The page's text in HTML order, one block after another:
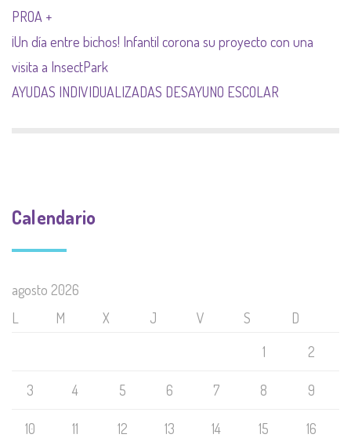
PROA +
¡Un día entre bichos! Infantil corona su proyecto con una
visita a InsectPark
AYUDAS INDIVIDUALIZADAS DESAYUNO ESCOLAR
Calendario
agosto 2026
L
M X J V S
D
1
2
3 4 5 6 7 8 9
10 11 12 13 14 15 16